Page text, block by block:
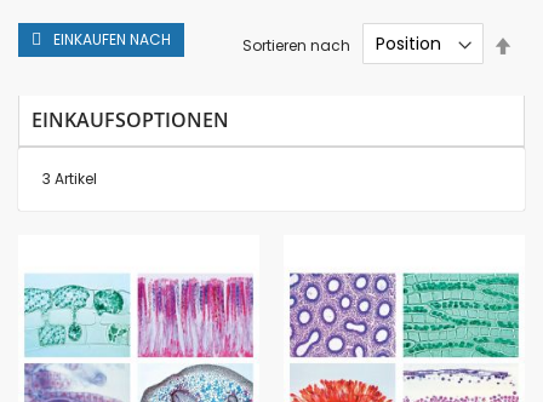
3 Artikel
Sortieren nach
EINKAUFEN NACH
EINKAUFSOPTIONEN